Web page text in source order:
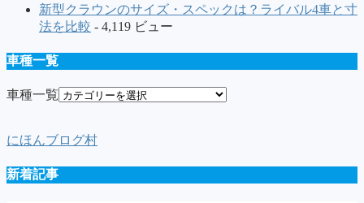
新型クラウンのサイズ・スペックは？ライバル4車と寸
法を比較 - 4,119 ビュー
車種一覧
車種一覧
にほんブログ村
新着記事